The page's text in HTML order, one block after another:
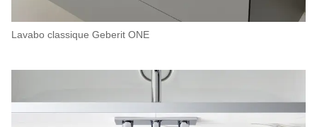
Lavabo classique Geberit ONE